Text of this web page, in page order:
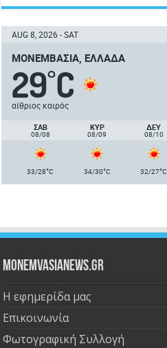
AUG 8, 2026 - SAT
ΜΟΝΕΜΒΑΣΙΆ, ΕΛΛΆΔΑ
29°C
αίθριος καιρός
ΣΑΒ
08/08
ΚΥΡ
08/09
ΔΕΥ
08/10
33/28°C 34/30°C 32/27°C
Monemvasianews.gr
Η εφημερίδα μας
Επικοινωνία
Φωτογραφική Συλλογή